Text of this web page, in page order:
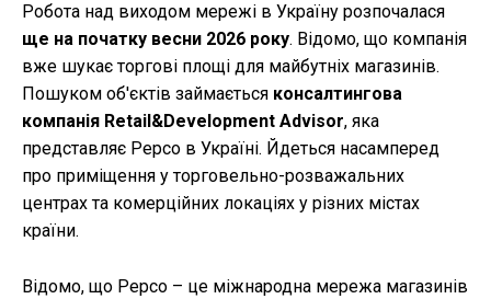
Робота над виходом мережі в Україну розпочалася
ще на початку весни 2026 року. Відомо, що компанія
вже шукає торгові площі для майбутніх магазинів.
Пошуком об'єктів займається консалтингова
компанія Retail&Development Advisor, яка
представляє Pepco в Україні. Йдеться насамперед
про приміщення у торговельно-розважальних
центрах та комерційних локаціях у різних містах
країни.
Відомо, що Pepco – це міжнародна мережа магазинів